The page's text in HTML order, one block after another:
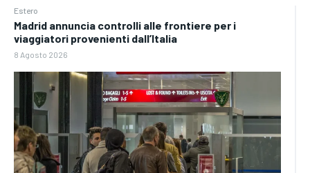
Estero
Madrid annuncia controlli alle frontiere per i
viaggiatori provenienti dall’Italia
8 Agosto 2026